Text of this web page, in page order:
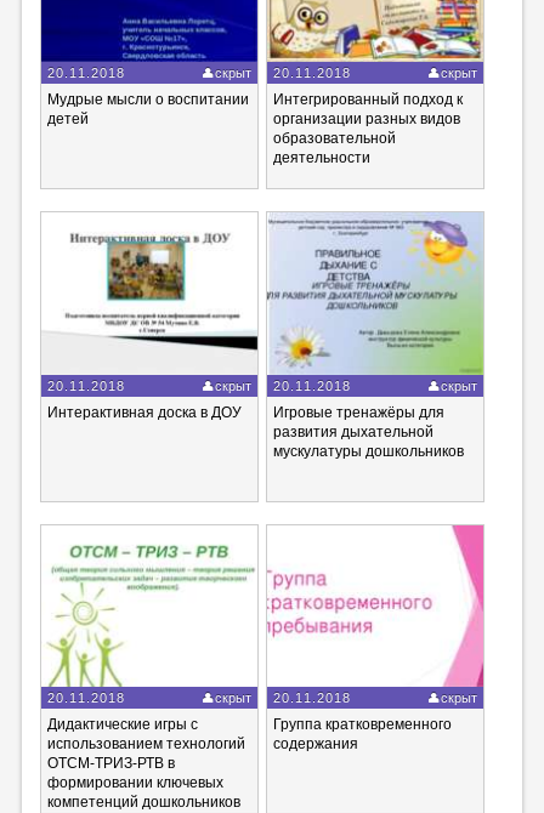
20.11.2018 скрыт
Мудрые мысли о воспитании
детей
20.11.2018 скрыт
Интегрированный подход к
организации разных видов
образовательной
деятельности
20.11.2018 скрыт
Интерактивная доска в ДОУ
20.11.2018 скрыт
Игровые тренажёры для
развития дыхательной
мускулатуры дошкольников
20.11.2018 скрыт
Дидактические игры с
использованием технологий
ОТСМ-ТРИЗ-РТВ в
формировании ключевых
компетенций дошкольников
20.11.2018 скрыт
Группа кратковременного
содержания